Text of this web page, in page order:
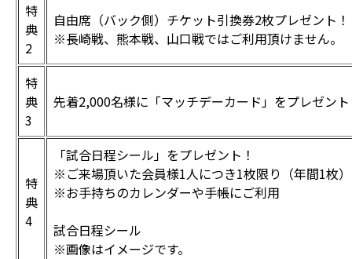
特
典
2
自由席（バック側）チケット引換券2枚プレゼント！
※長崎戦、熊本戦、山口戦ではご利用頂けません。
特
典
3
先着2,000名様に「マッチデーカード」をプレゼン
特
典
4
「試合日程シール」をプレゼント！
※ご来場頂いた会員様1人につき1枚限り（年間1枚）
※お手持ちのカレンダーや手帳にご利用
試合日程シール
※画像はイメージです。